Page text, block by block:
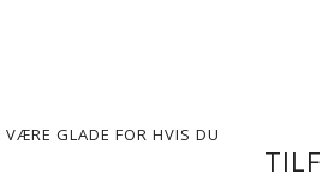
VÆRE GLADE FOR HVIS DU